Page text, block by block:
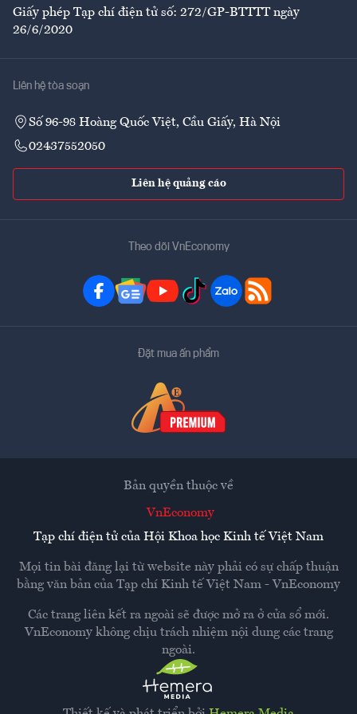
Giấy phép Tạp chí điện tử số: 272/GP-BTTTT ngày
26/6/2020
Liên hệ tòa soạn
Số 96-98 Hoàng Quốc Việt, Cầu Giấy, Hà Nội
02437552050
Liên hệ quảng cáo
Theo dõi VnEconomy
Đặt mua ấn phẩm
Bản quyền thuộc về
VnEconomy
Tạp chí điện tử của Hội Khoa học Kinh tế Việt Nam
Mọi tin bài đăng lại từ website này phải có sự chấp thuận
bằng văn bản của Tạp chí Kinh tế Việt Nam - VnEconomy
Các trang liên kết ra ngoài sẽ được mở ra ở cửa sổ mới.
VnEconomy không chịu trách nhiệm nội dung các trang
ngoài.